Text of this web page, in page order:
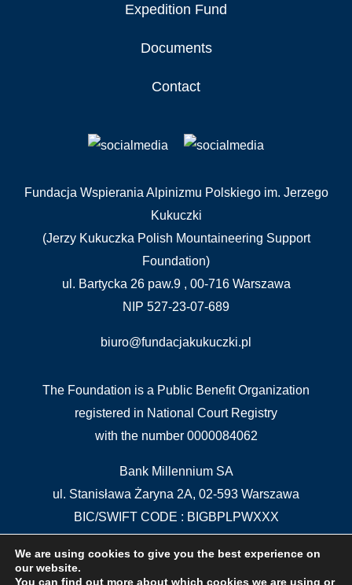
Expedition Fund
Documents
Contact
Fundacja Wspierania Alpinizmu Polskiego im. Jerzego
Kukuczki
(Jerzy Kukuczka Polish Mountaineering Support
Foundation)
ul. Bartycka 26 paw.9 , 00-716 Warszawa
NIP 527-23-07-689
biuro@fundacjakukuczki.pl
The Foundation is a Public Benefit Organization
registered in National Court Registry
with the number 0000084062
Bank Millennium SA
ul. Stanisława Żaryna 2A, 02-593 Warszawa
BIC/SWIFT CODE : BIGBPLPWXXX
We are using cookies to give you the best experience on
our website.
You can find out more about which cookies we are using or